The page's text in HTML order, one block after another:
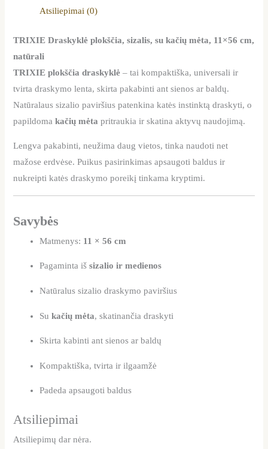
Atsiliepimai (0)
TRIXIE Draskyklė plokščia, sizalis, su kačių mėta, 11×56 cm,
natūrali
TRIXIE plokščia draskyklė – tai kompaktiška, universali ir
tvirta draskymo lenta, skirta pakabinti ant sienos ar baldų.
Natūralaus sizalio paviršius patenkina katės instinktą draskyti, o
papildomakačių mėta pritraukia ir skatina aktyvų naudojimą.
Lengva pakabinti, neužima daug vietos, tinka naudoti net
mažose erdvėse. Puikus pasirinkimas apsaugoti baldus ir
nukreipti katės draskymo poreikį tinkama kryptimi.
Savybės
Matmenys: 11 × 56 cm
Pagaminta išsizalio ir medienos
Natūralus sizalio draskymo paviršius
Sukačių mėta, skatinančia draskyti
Skirta kabinti ant sienos ar baldų
Kompaktiška, tvirta ir ilgaamžė
Padeda apsaugoti baldus
Atsiliepimai
Atsiliepimų dar nėra.